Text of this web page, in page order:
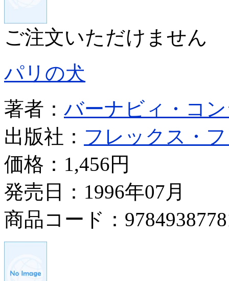
ご注文いただけません
パリの犬
著者： バーナビィ・コ
出版社： フレックス・
価格： 1,456円
発売日：1996年07月
商品コード：